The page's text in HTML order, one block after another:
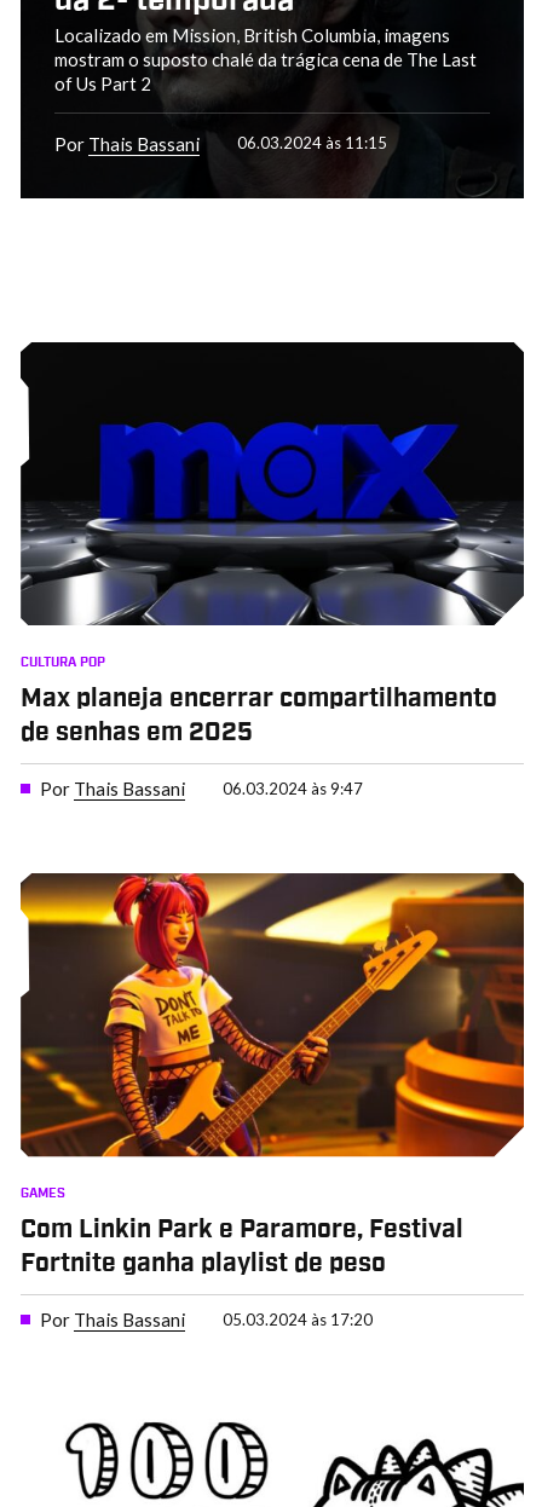
Localizado em Mission, British Columbia, imagens
mostram o suposto chalé da trágica cena de The Last
of Us Part 2
Por Thais Bassani 06.03.2024 às 11:15
CULTURA POP
Max planeja encerrar compartilhamento
de senhas em 2025
Por Thais Bassani 06.03.2024 às 9:47
GAMES
Com Linkin Park e Paramore, Festival
Fortnite ganha playlist de peso
Por Thais Bassani 05.03.2024 às 17:20